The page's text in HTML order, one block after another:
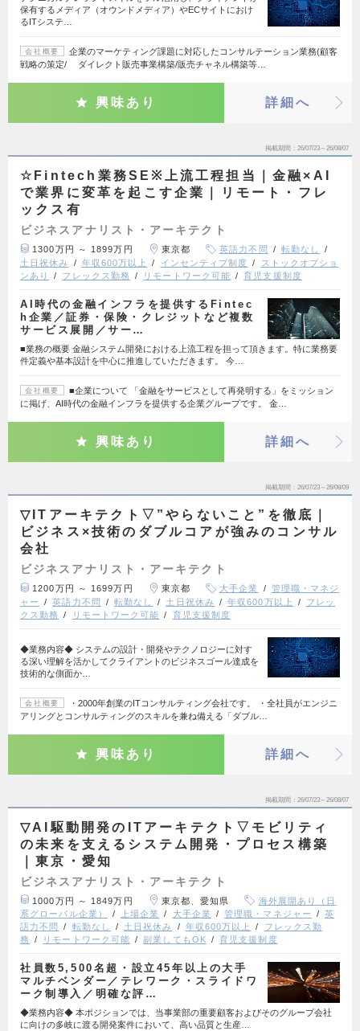
保有するメディア（オウンドメディア）やECサイトにおけ
るITシステ…
会社概要
企業のマーケティング課題に対応したコンサルテーション業務(顧客
戦略の策定/ ダイレクト販売事業構築/販売チャネル構築等…
興味あり 詳細へ
掲載期間 26/07/23～26/08/07
☆Fintech業務SE※上流工程担当｜金融×AI
で業界に変革を起こす企業｜リモート・フレ
ックス有
ビジネスアナリスト・アーキテクト
1300万円 ～ 1899万円 東京都 英語力不問
転勤なし
土日祝休み
年収600万以上 インセンティブ制度
ストックオプショ
ンあり
フレックス勤務 リモートワーク可能 育児支援制度
AI時代の金融インフラを提供するFintec
h企業／証券・保険・クレジットなど複数
サービス展開／サー…
■業務の概要 金融システム開発における上流工程を担って頂きます。特に業務要
件定義や基本設計を中心に推進していただきます。 今…
会社概要
■企業について 「金融をサービスとして再発明する」をミッション
に掲げ、AI時代の金融インフラを提供する企業グループです。 金…
興味あり 詳細へ
掲載期間 26/07/23～26/08/09
▽ITアーキテクト▽”やらないこと”を徹底｜
ビジネス×技術のダブルコアが強みのコンサル
会社
ビジネスアナリスト・アーキテクト
1200万円 ～ 1699万円 東京都 大手企業
管理職・マネジ
ャー
英語力不問 転勤なし 土日祝休み 年収600万以上
フレッ
クス勤務
リモートワーク可能 育児支援制度
◆業務内容◆ システムの設計・開発やテクノロジーに対す
る深い理解を活かしてクライアントのビジネスゴール達成を
技術的な側面か…
会社概要
・2000年創業のITコンサルティング会社です。 ・全社員がエンジニ
アリングとコンサルティングのスキルを兼ね備える「ダブル…
興味あり 詳細へ
掲載期間 26/07/23～26/08/07
▽AI駆動開発のITアーキテクト▽モビリティ
の未来を支えるシステム開発・プロセス構築
｜東京・愛知
ビジネスアナリスト・アーキテクト
1000万円 ～ 1849万円 東京都、愛知県
海外展開あり（日
系グローバル企業）
上場企業 大手企業 管理職・マネジャー
英
語力不問
転勤なし 土日祝休み 年収600万以上
フレックス勤
務
リモートワーク可能 副業してもOK 育児支援制度
社員数5,500名超・設立45年以上の大手
マルチベンダー／テレワーク・スライドワ
ーク制導入／明確な評…
◆業務内容◆ 本ポジションでは、当事業部の重要顧客およびそのグループ会社
に向けの多岐に渡る開発案件において、高い品質と生産…